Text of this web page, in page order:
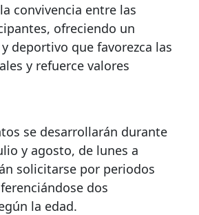
convivencia entre las
ofreciendo un
deportivo que favorezca las
y refuerce valores
se desarrollarán durante
y agosto, de lunes a
solicitarse por periodos
dos
la edad.